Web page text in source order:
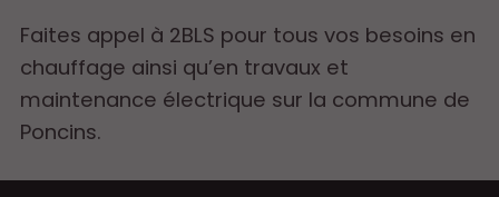
Faites appel à 2BLS pour tous vos besoins en
chauffage ainsi qu’en travaux et
maintenance électrique sur la commune de
Poncins.